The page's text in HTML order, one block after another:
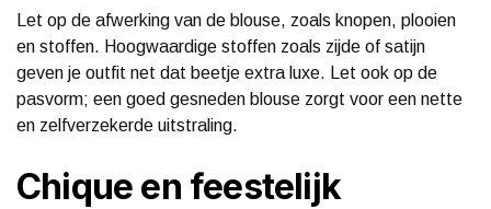
Let op de afwerking van de blouse, zoals knopen, plooien
en stoffen. Hoogwaardige stoffen zoals zijde of satijn
geven je outfit net dat beetje extra luxe. Let ook op de
pasvorm; een goed gesneden blouse zorgt voor een nette
en zelfverzekerde uitstraling.
Chique en feestelijk